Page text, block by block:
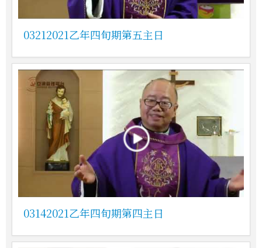
03212021乙年四旬期第五主日
03142021乙年四旬期第四主日